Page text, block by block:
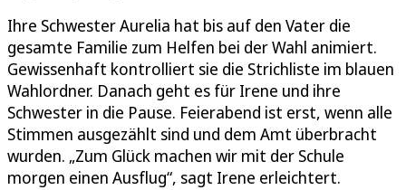
Ihre Schwester Aurelia hat bis auf den Vater die
gesamte Familie zum Helfen bei der Wahl animiert.
Gewissenhaft kontrolliert sie die Strichliste im blauen
Wahlordner. Danach geht es für Irene und ihre
Schwester in die Pause. Feierabend ist erst, wenn alle
Stimmen ausgezählt sind und dem Amt überbracht
wurden. „Zum Glück machen wir mit der Schule
morgen einen Ausflug“, sagt Irene erleichtert.